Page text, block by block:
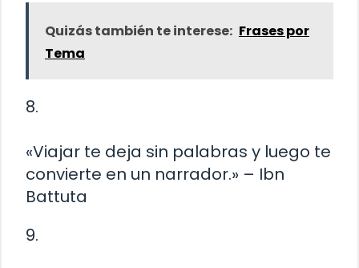
Quizás también te interese: Frases por
Tema
8.
«Viajar te deja sin palabras y luego te
convierte en un narrador.» – Ibn
Battuta
9.